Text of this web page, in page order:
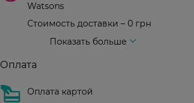
Watsons
Стоимость доставки – 0 грн
Показать больше
Оплата
Оплата картой